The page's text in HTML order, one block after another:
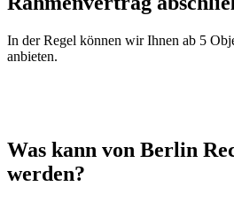
In der Regel können wir Ihnen ab 5
anbieten.
Was kann von Berlin
werden?